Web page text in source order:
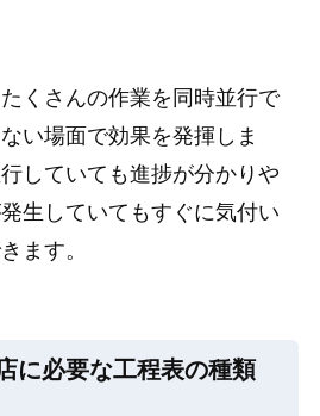
くさんの作業を同時並行で
い場面で効果を発揮しま
していても進捗が分かりや
生していてもすぐに気付い
ます。
に必要な工程表の種類